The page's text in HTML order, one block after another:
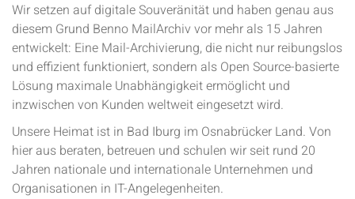
Wir setzen auf digitale Souveränität und haben genau aus
diesem Grund Benno MailArchiv vor mehr als 15 Jahren
entwickelt: Eine Mail-Archivierung, die nicht nur reibungslos
und effizient funktioniert, sondern als Open Source-basierte
Lösung maximale Unabhängigkeit ermöglicht und
inzwischen von Kunden weltweit eingesetzt wird.
Unsere Heimat ist in Bad Iburg im Osnabrücker Land. Von
hier aus beraten, betreuen und schulen wir seit rund 20
Jahren nationale und internationale Unternehmen und
Organisationen in IT-Angelegenheiten.